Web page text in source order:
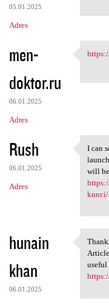
05.01.2025
Adres
men-
doktor.ru
06.01.2025
Adres
Rush
06.01.2025
Adres
I can
I can
will be
kunci/
hunain
khan
06.01.2025
useful